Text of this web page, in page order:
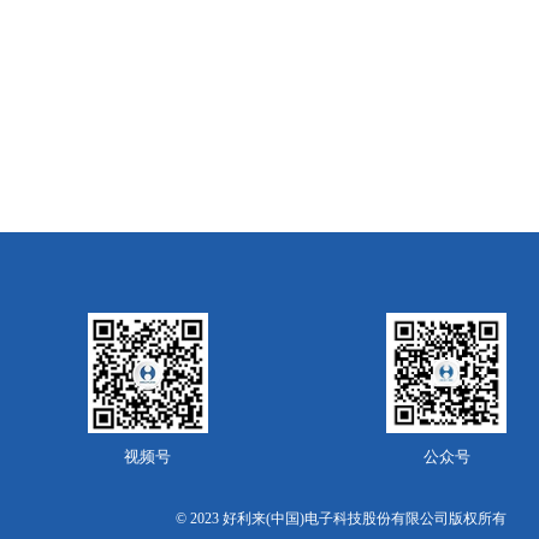
视频号 公众号
© 2023 好利来(中国)电子科技股份有限公司版权所有